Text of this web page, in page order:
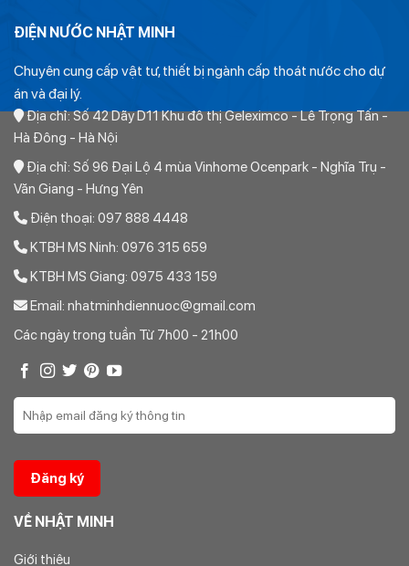
ĐIỆN NƯỚC NHẬT MINH
Chuyên cung cấp vật tư, thiết bị ngành cấp thoát nước cho dự
án và đại lý.
Địa chỉ: Số 42 Dãy D11 Khu đô thị Geleximco - Lê Trọng Tấn -
Hà Đông - Hà Nội
Địa chỉ: Số 96 Đại Lộ 4 mùa Vinhome Ocenpark - Nghĩa Trụ -
Văn Giang - Hưng Yên
Điện thoại: 097 888 4448
KTBH MS Ninh: 0976 315 659
KTBH MS Giang: 0975 433 159
Email: nhatminhdiennuoc@gmail.com
Các ngày trong tuần Từ 7h00 - 21h00
VỀ NHẬT MINH
Giới thiệu